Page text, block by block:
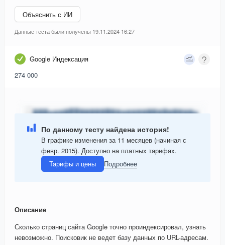
Объяснить с ИИ
Данные теста были получены 19.11.2024 16:27
Google Индексация
274 000
По данному тесту найдена история!
В графике изменения за 11 месяцев (начиная с
февр. 2015). Доступно на платных тарифах.
Тарифы и цены
Подробнее
Описание
Сколько страниц сайта Google точно проиндексировал, узнать
невозможно. Поисковик не ведет базу данных по URL-адресам.